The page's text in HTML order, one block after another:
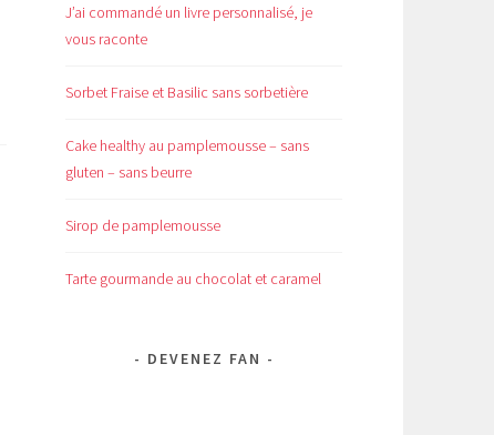
J’ai commandé un livre personnalisé, je
vous raconte
Sorbet Fraise et Basilic sans sorbetière
Cake healthy au pamplemousse – sans
gluten – sans beurre
Sirop de pamplemousse
Tarte gourmande au chocolat et caramel
DEVENEZ FAN